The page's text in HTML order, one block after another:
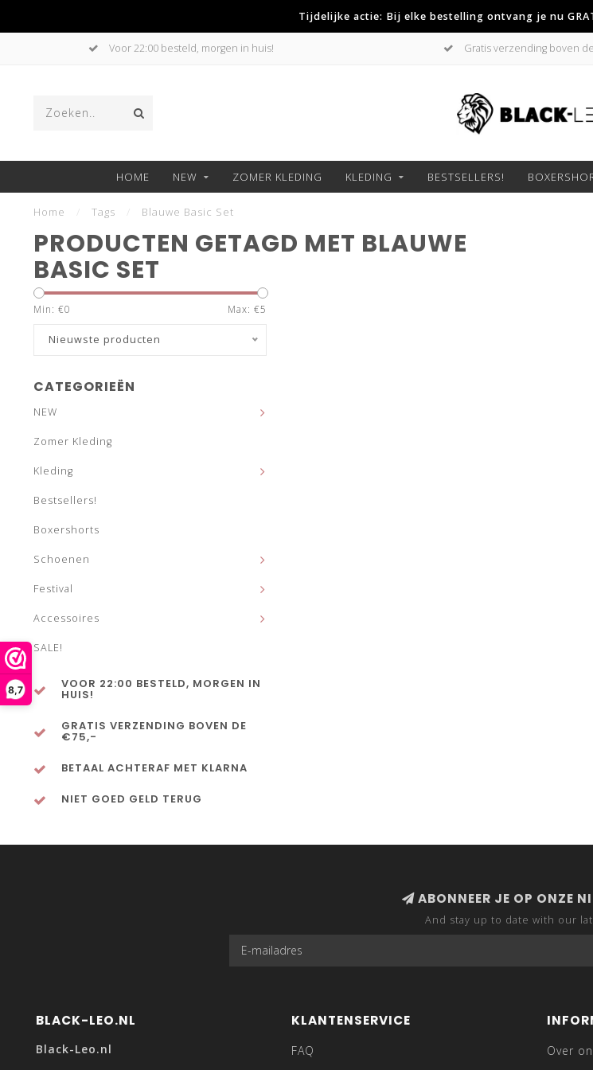
8,7
Tijdelijke actie: Bij elke bestelling ontvang je nu
Voor 22:00 besteld, morgen in huis! Gratis verzending boven
HOME NEW ZOMER KLEDING KLEDING BESTSELLERS!
Home Tags Blauwe Basic Set
PRODUCTEN GETAGD MET BLAUWE
BASIC SET
Min: €0 Max: €5
Nieuwste producten
CATEGORIEËN
NEW
Zomer Kleding
Kleding
Bestsellers!
Boxershorts
Schoenen
Festival
Accessoires
SALE!
VOOR 22:00 BESTELD, MORGEN IN
HUIS!
GRATIS VERZENDING BOVEN DE
€75,-
BETAAL ACHTERAF MET KLARNA
NIET GOED GELD TERUG
ABONNEER JE OP ONZE
And stay up to date with our
BLACK-LEO.NL
Black-Leo.nl
KLANTENSERVICE
FAQ
Over